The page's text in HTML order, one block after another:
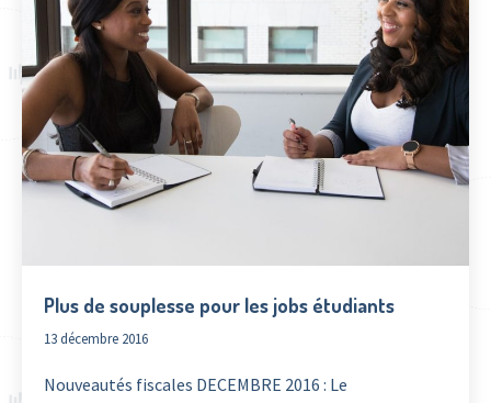
Plus de souplesse pour les jobs étudiants
13 décembre 2016
Nouveautés fiscales DECEMBRE 2016 : Le